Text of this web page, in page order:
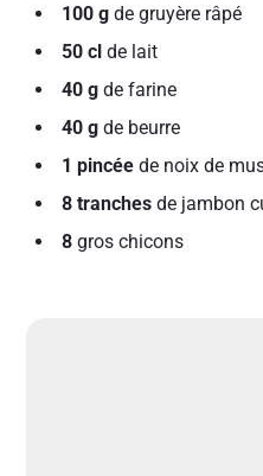
100 g de gruyère râpé
50 cl de lait
40 g de farine
40 g de beurre
1 pincée de noix de
8 tranches de jambon
8gros chicons